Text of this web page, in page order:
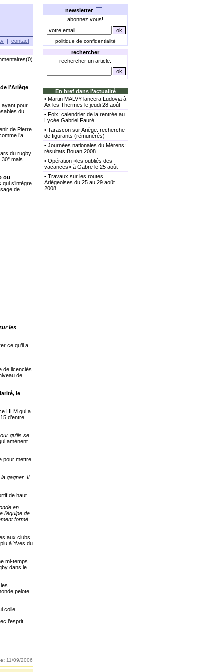
| contact
newsletter
abonnez vous!
politique de confidentialité
(0)
l’Ariège
ayant pour
du
de Pierre
l’a
du rugby
mais
ou
s’intègre
de
les
ce qu’il a
de licenciés
de
le
HLM qui a
d’entre
qu’ils se
amènent
pour mettre
gagner. Il
de haut
en
l’équipe de
formé
aux clubs
à Yves du
mi-temps
dans le
pelote
colle
l’esprit
11/09/2006
rechercher
rechercher un article:
En bref dans l'actualité
• Martin MALVY lancera Ludovia à
Ax les Thermes le jeudi 28 août
• Foix: calendrier de la rentrée au
Lycée Gabriel Fauré
• Tarascon sur Ariège: recherche
de figurants (rémunérés)
• Journées nationales du Mérens:
résultats Bouan 2008
• Opération «les oubliés des
vacances» à Gabre le 25 août
• Travaux sur les routes
Ariégeoises du 25 au 29 août
2008